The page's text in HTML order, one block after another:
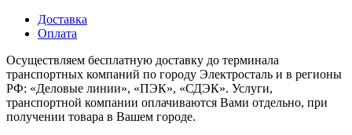
Доставка
Оплата
Осуществляем бесплатную доставку до терминала
транспортных компаний по городу Электросталь и в регионы
РФ: «Деловые линии», «ПЭК», «СДЭК». Услуги,
транспортной компании оплачиваются Вами отдельно, при
получении товара в Вашем городе.